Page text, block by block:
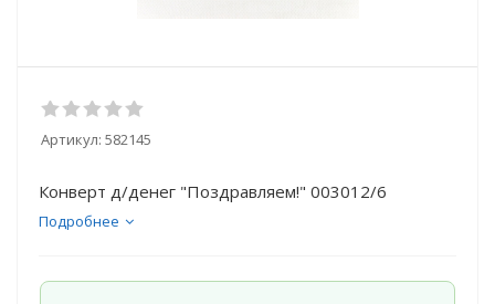
Артикул: 582145
Конверт д/денег "Поздравляем!" 003012/6
Подробнее